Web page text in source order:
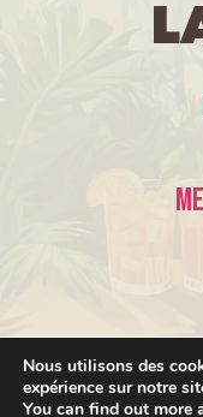
Nous utilisons des
expérience sur notre
You can find out more